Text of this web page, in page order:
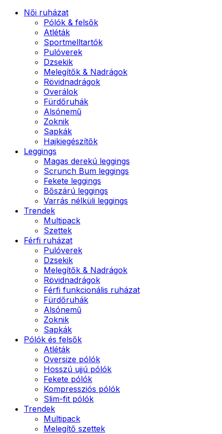
Női ruházat
Pólók & felsők
Atléták
Sportmelltartók
Pulóverek
Dzsekik
Melegítők & Nadrágok
Rövidnadrágok
Overálok
Fürdőruhák
Alsónemű
Zoknik
Sapkák
Hajkiegészítők
Leggings
Magas derekú leggings
Scrunch Bum leggings
Fekete leggings
Bőszárú leggings
Varrás nélküli leggings
Trendek
Multipack
Szettek
Férfi ruházat
Pulóverek
Dzsekik
Melegítők & Nadrágok
Rövidnadrágok
Férfi funkcionális ruházat
Fürdőruhák
Alsónemű
Zoknik
Sapkák
Pólók és felsők
Atléták
Oversize pólók
Hosszú ujjú pólók
Fekete pólók
Kompressziós pólók
Slim-fit pólók
Trendek
Multipack
Melegítő szettek